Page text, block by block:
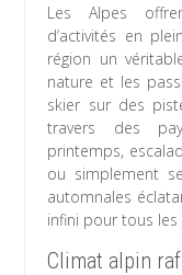
Les Alpes
d’activités en
région un
nature et les
skier sur des
travers des
printemps,
ou simplement
automnales
infini pour tous les
Climat alpin